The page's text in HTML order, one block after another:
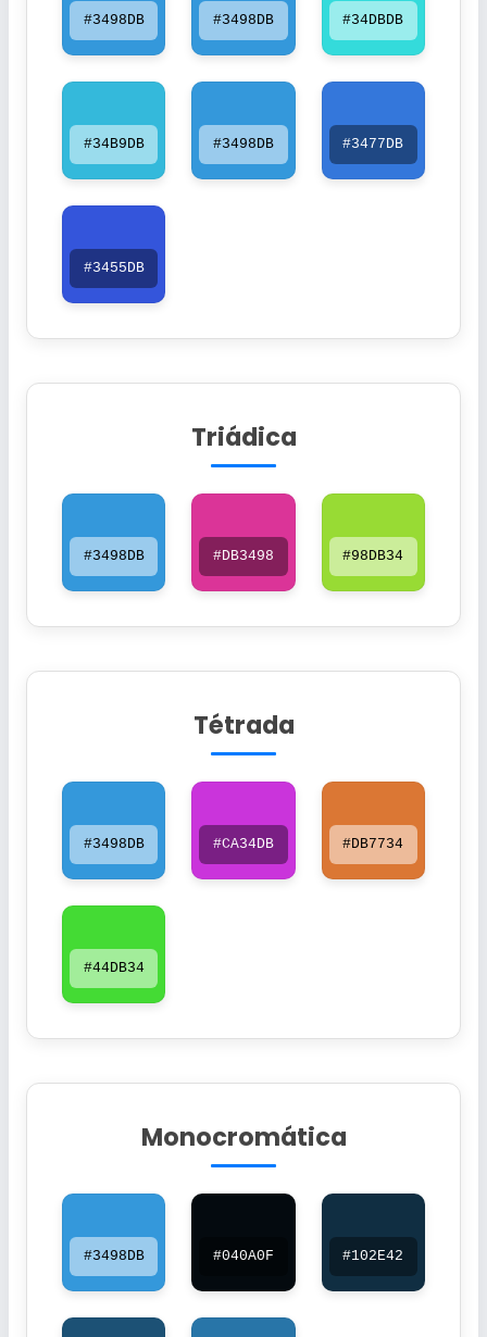
#3498DB #3498DB #34DBDB
#34B9DB #3498DB #3477DB
#3455DB
Triádica
#3498DB #DB3498 #98DB34
Tétrada
#3498DB #CA34DB #DB7734
#44DB34
Monocromática
#3498DB #040A0F #102E42